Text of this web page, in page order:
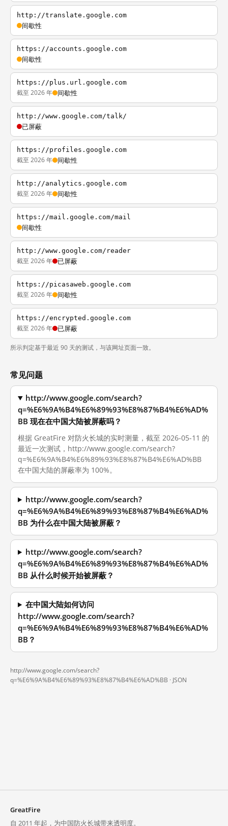
http://translate.google.com
间歇性
https://accounts.google.com
间歇性
https://plus.url.google.com
截至 2026 年 间歇性
http://www.google.com/talk/
已屏蔽
https://profiles.google.com
截至 2026 年 间歇性
http://analytics.google.com
截至 2026 年 间歇性
https://mail.google.com/mail
间歇性
http://www.google.com/reader
截至 2026 年 已屏蔽
https://picasaweb.google.com
截至 2026 年 间歇性
https://encrypted.google.com
截至 2026 年 已屏蔽
所示判定基于最近 90 天的测试，与该网址页面一致。
常见问题
http://www.google.com/search?
q=%E6%9A%B4%E6%89%93%E8%87%B4%E6%AD%
BB 现在在中国大陆被屏蔽吗？
根据 GreatFire 对防火长城的实时测量，截至 2026-05-11 的
最近一次测试，http://www.google.com/search?
q=%E6%9A%B4%E6%89%93%E8%87%B4%E6%AD%BB
在中国大陆的屏蔽率为 100%。
http://www.google.com/search?
q=%E6%9A%B4%E6%89%93%E8%87%B4%E6%AD%
BB 为什么在中国大陆被屏蔽？
http://www.google.com/search?
q=%E6%9A%B4%E6%89%93%E8%87%B4%E6%AD%
BB 从什么时候开始被屏蔽？
在中国大陆如何访问
http://www.google.com/search?
q=%E6%9A%B4%E6%89%93%E8%87%B4%E6%AD%
BB？
http://www.google.com/search?
q=%E6%9A%B4%E6%89%93%E8%87%B4%E6%AD%BB · JSON
GreatFire
自 2011 年起，为中国防火长城带来透明度。